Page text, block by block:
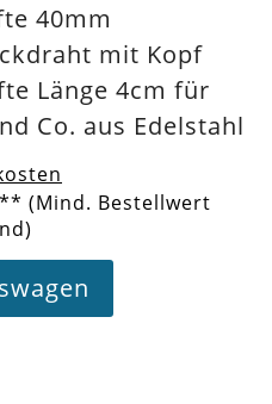
40mm
mit Kopf
Länge 4cm für
Co. aus Edelstahl
(Mind. Bestellwert